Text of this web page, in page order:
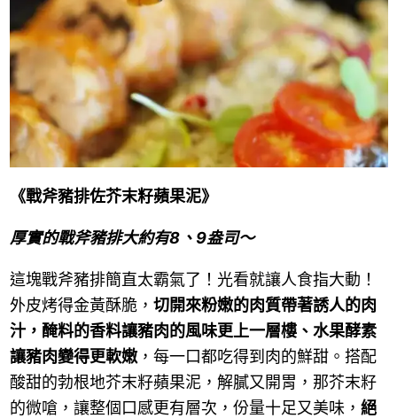
《戰斧豬排佐芥末籽蘋果泥》
厚實的戰斧豬排大約有8、9盎司～
這塊戰斧豬排簡直太霸氣了！光看就讓人食指大動！
外皮烤得金黃酥脆， 切開來粉嫩的肉質帶著誘人的肉
汁，醃料的香料讓豬肉的風味更上一層樓、水果酵素
讓豬肉變得更軟嫩，每一口都吃得到肉的鮮甜。搭配
酸甜的勃根地芥末籽蘋果泥，解膩又開胃，那芥末籽
的微嗆，讓整個口感更有層次，份量十足又美味， 絕